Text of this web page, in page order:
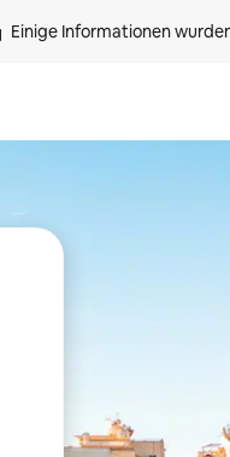
Einige Informationen